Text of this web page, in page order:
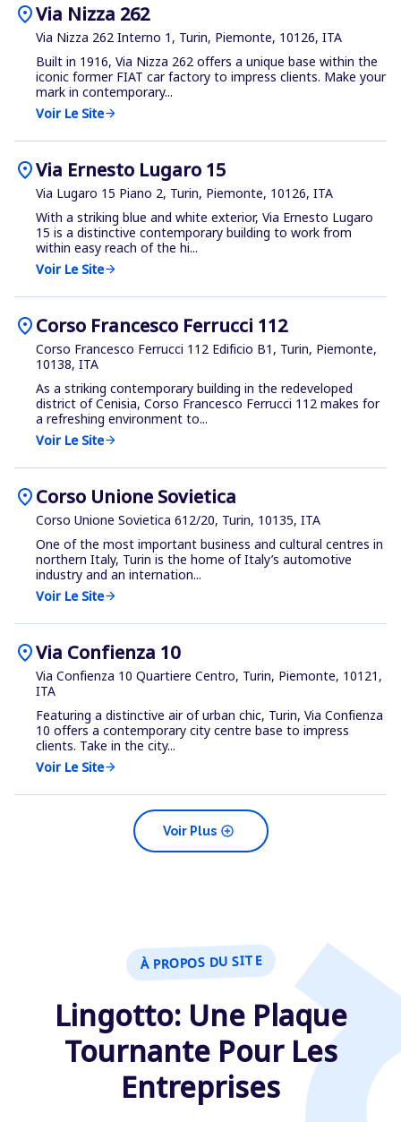
location_onVia Nizza 262
Via Nizza 262 Interno 1, Turin, Piemonte, 10126, ITA
Built in 1916, Via Nizza 262 offers a unique base within the
iconic former FIAT car factory to impress clients. Make your
mark in contemporary...
Voir Le Sitearrow_forward
location_onVia Ernesto Lugaro 15
Via Lugaro 15 Piano 2, Turin, Piemonte, 10126, ITA
With a striking blue and white exterior, Via Ernesto Lugaro
15 is a distinctive contemporary building to work from
within easy reach of the hi...
Voir Le Sitearrow_forward
location_onCorso Francesco Ferrucci 112
Corso Francesco Ferrucci 112 Edificio B1, Turin, Piemonte,
10138, ITA
As a striking contemporary building in the redeveloped
district of Cenisia, Corso Francesco Ferrucci 112 makes for
a refreshing environment to...
Voir Le Sitearrow_forward
location_onCorso Unione Sovietica
Corso Unione Sovietica 612/20, Turin, 10135, ITA
One of the most important business and cultural centres in
northern Italy, Turin is the home of Italy’s automotive
industry and an internation...
Voir Le Sitearrow_forward
location_onVia Confienza 10
Via Confienza 10 Quartiere Centro, Turin, Piemonte, 10121,
ITA
Featuring a distinctive air of urban chic, Turin, Via Confienza
10 offers a contemporary city centre base to impress
clients. Take in the city...
Voir Le Sitearrow_forward
add_circle
Voir Plus
À PROPOS DU SITE
Lingotto: Une Plaque
Tournante Pour Les
Entreprises